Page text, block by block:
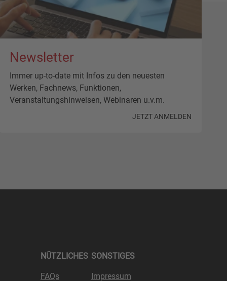
Newsletter
Immer up-to-date mit Infos zu den neuesten
Werken, Fachnews, Funktionen,
Veranstaltungshinweisen, Webinaren u.v.m.
JETZT ANMELDEN
NÜTZLICHES
FAQs
SONSTIGES
Impressum